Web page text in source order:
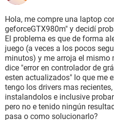
Hola, me compre una laptop
geforceGTX980m" y decidí
El problema es que de forma
juego (a veces a los pocos
minutos) y me arroja el mismo
dice "error en controlador de
esten actualizados" lo que me
tengo los drivers mas
instalandolos e inclusive
pero no e tenido ningún
pasa o como solucionarlo?